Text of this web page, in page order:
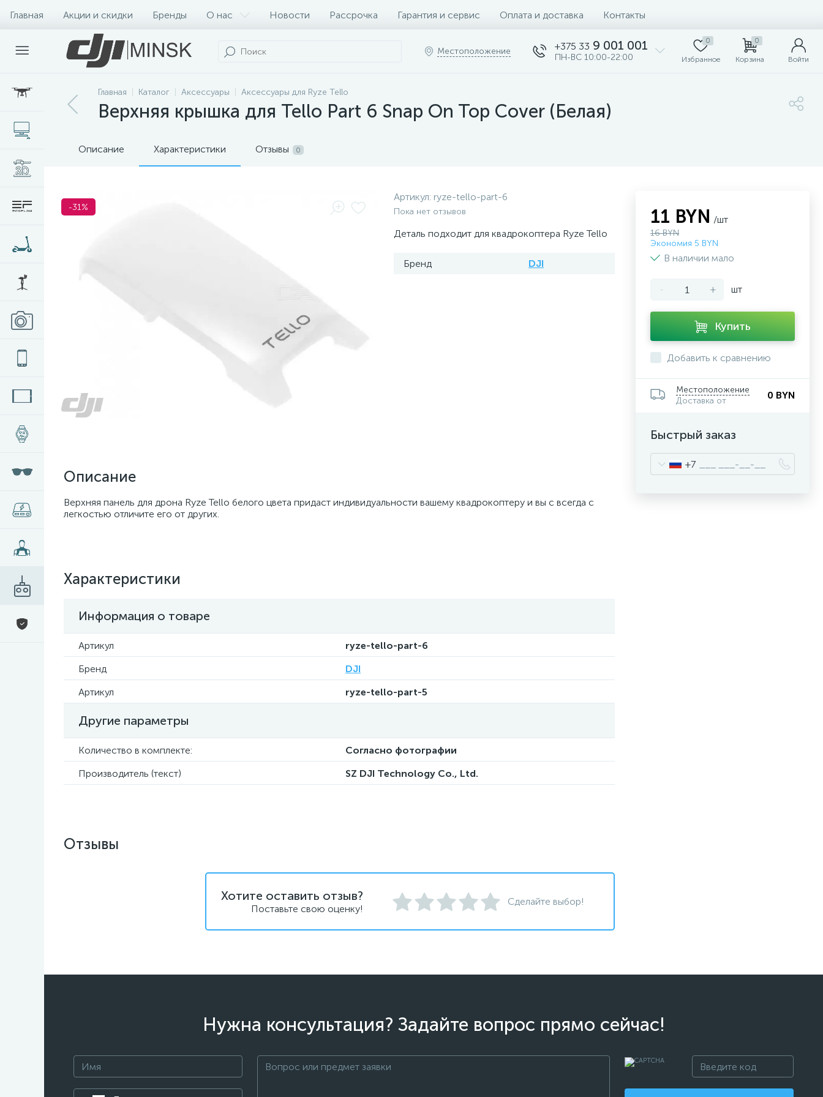
Главная Акции и скидки Бренды О нас Новости Рассрочка Гарантия и сервис Оплата и доставка Контакты
Местоположение +375 33 9 001 001
ПН-ВС 10:00-22:00
0
Избранное
0
Корзина Войти
Главная Каталог Аксессуары Аксессуары для Ryze Tello
Верхняя крышка для Tello Part 6 Snap On Top Cover (Белая)
Описание Характеристики Отзывы 0
-31%
Артикул: ryze-tello-part-6
Пока нет отзывов
Деталь подходит для квадрокоптера Ryze Tello
Бренд DJI
Описание
Верхняя панель для дрона Ryze Tello белого цвета придаст индивидуальности вашему квадрокоптеру и вы с всегда с
легкостью отличите его от других.
Характеристики
Информация о товаре
Артикул
ryze-tello-part-6
Бренд
DJI
Артикул
ryze-tello-part-5
Другие параметры
Количество в комплекте:
Согласно фотографии
Производитель (текст)
SZ DJI Technology Co., Ltd.
11 BYN /шт
16 BYN
Экономия 5 BYN
В наличии мало
- + шт
Купить
Добавить к сравнению
Местоположение
Доставка от
0 BYN
Быстрый заказ
+7
Отзывы
Хотите оставить отзыв?
Поставьте свою оценку!
Сделайте выбор!
Нужна консультация? Задайте вопрос прямо сейчас!